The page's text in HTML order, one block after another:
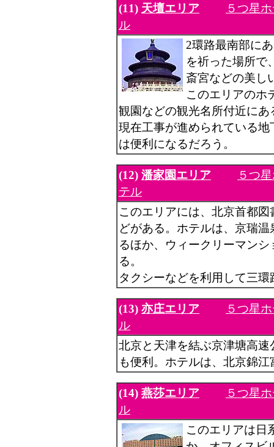
(11) 天壇エリア
５つ星
ル
2環路最南部に
を祈った場所で
斎宮などの美し
このエリアのホ
観園などの観光名所付近にあ
現在工事が進められている
は便利になるだろう。
(12) 潘家園エリア
５つ
テル
このエリアには、北京首都
どがある。ホテルは、京瑞
るほか、ウィークリーマン
る。
タクシーなどを利用して三
(13) 亦庄エリア
５つ星
ル
北京と天津を結ぶ京津塘高
も便利。ホテルは、北京錦
(14) 燕莎エリア
５つ星
ル
このエリアは日